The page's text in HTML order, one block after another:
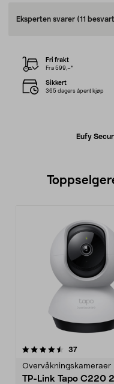
Eksperten svarer (11
Eufy
Fri frakt
Fra 599,–*
Sikkert
365 dagers åpent kjøp
37
Overvåkningskameraer
TP-Link Tapo C220
4.0 av 5 stjerner